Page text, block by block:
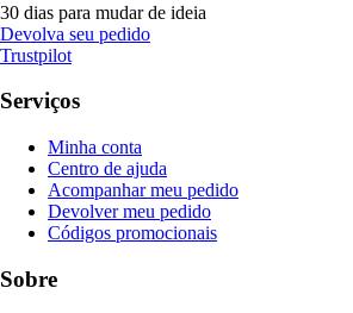
30 dias para mudar de ideia
Devolva seu pedido
Trustpilot
Serviços
Minha conta
Centro de ajuda
Acompanhar meu pedido
Devolver meu pedido
Códigos promocionais
Sobre